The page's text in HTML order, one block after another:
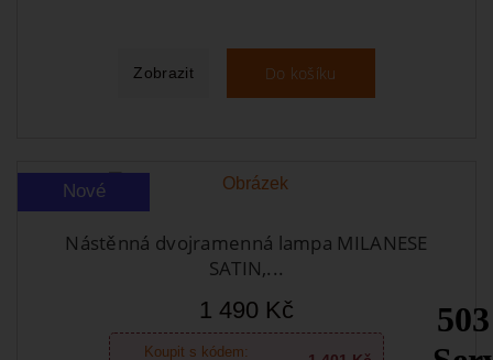
Zobrazit Do košíku
Nové
Nástěnná dvojramenná lampa MILANESE
SATIN,...
1 490 Kč
Koupit s kódem: